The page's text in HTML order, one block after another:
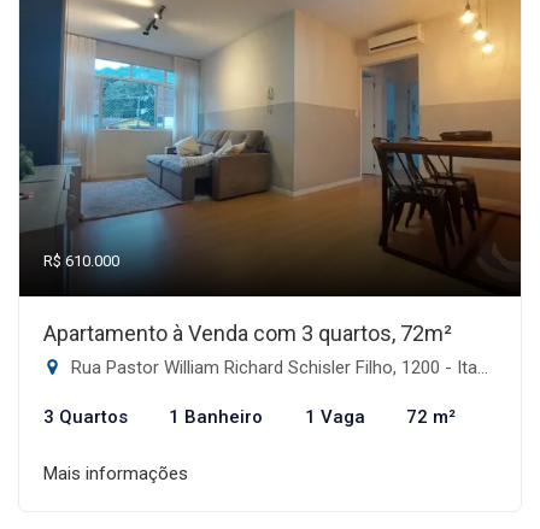
R$ 610.000
Apartamento à Venda com 3 quartos, 72m²
Rua Pastor William Richard Schisler Filho, 1200 - Itacorubi, Florianópolis-SC
3 Quartos 1 Banheiro 1 Vaga 72 m²
Mais informações